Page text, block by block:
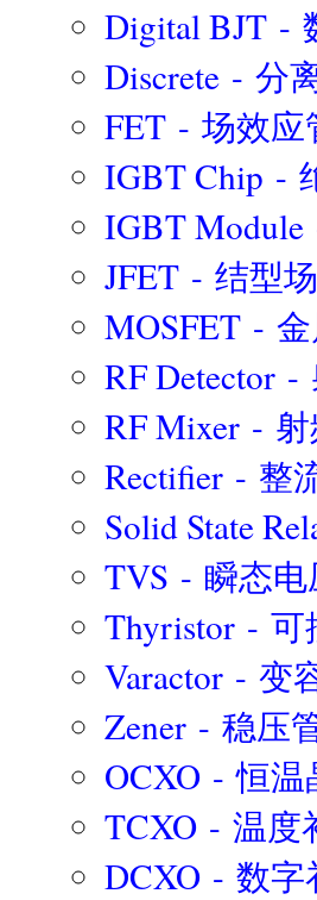
Digital BJT -
Discrete - 分
FET - 场效应
IGBT Chip -
IGBT
JFET - 结型
MOSFET -
RF Detector
RF Mixer -
Rectifier - 整
Solid State
TVS - 瞬态
Thyristor - 可
Varactor - 变
Zener - 稳压
OCXO - 恒温
TCXO - 温度
DCXO - 数